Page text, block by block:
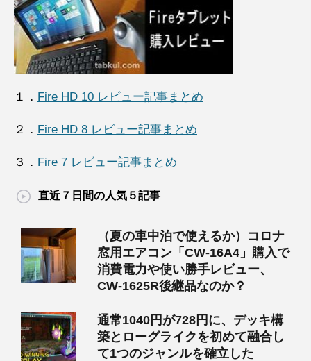
１． Fire HD 10 レビュー記事まとめ
２． Fire HD 8 レビュー記事まとめ
３． Fire 7 レビュー記事まとめ
直近７日間の人気５記事
（夏の車中泊で使えるか）コロナ
窓用エアコン「CW-16A4」購入で
消費電力や使い勝手レビュー、
CW-1625R後継品なのか？
通常1040円が728円に、デッキ構
築とローグライクを初めて融合し
て1つのジャンルを確立した